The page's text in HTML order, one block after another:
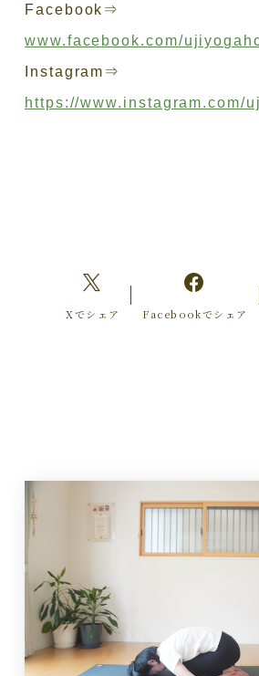
Facebook⇒
www.facebook.com/
Instagram⇒
https://www.instagram.com/
Xでシェア Facebookでシェア